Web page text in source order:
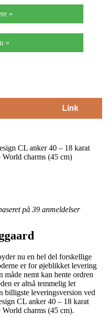
hvidguld
karabin til af
My Little
»
»
Link
CL anker 40 – 18 karat
charms (45 cm)
på 39 anmeldelser
nu en hel del forskellige
er for øjeblikket levering
nemt kan hente ordren
er altså temmelig let
billigste leveringsversion ved
CL anker 40 – 18 karat
charms (45 cm).